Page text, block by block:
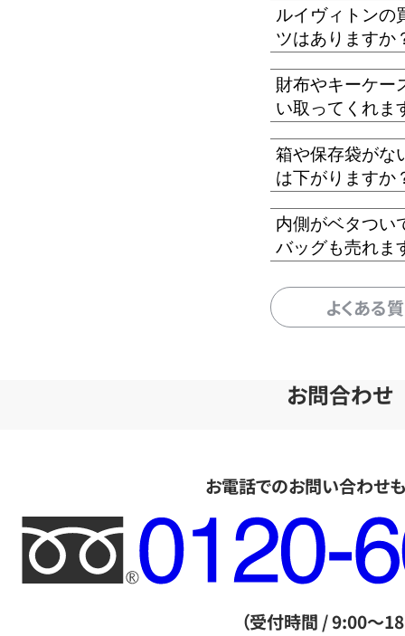
ルイヴィトンの
ツはありますか
財布やキーケー
い取ってくれま
箱や保存袋がな
は下がりますか
内側がベタつい
バッグも売れま
よくある
お問合わせ
お電話でのお問い合わせ
フ
リ
ー
（受付時間 / 9:00～